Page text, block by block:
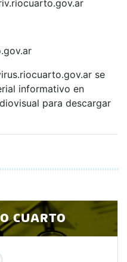
se
informativo en
para descargar
CUARTO